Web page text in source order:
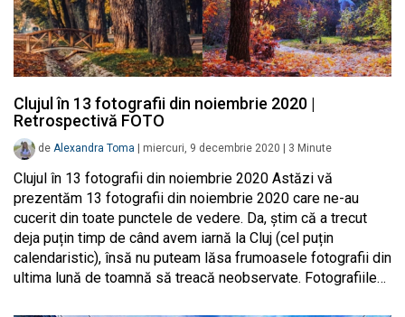
Clujul în 13 fotografii din noiembrie 2020 |
Retrospectivă FOTO
de Alexandra Toma miercuri, 9 decembrie 2020 3 Minute
Clujul în 13 fotografii din noiembrie 2020 Astăzi vă
prezentăm 13 fotografii din noiembrie 2020 care ne-au
cucerit din toate punctele de vedere. Da, știm că a trecut
deja puțin timp de când avem iarnă la Cluj (cel puțin
calendaristic), însă nu puteam lăsa frumoasele fotografii din
ultima lună de toamnă să treacă neobservate. Fotografiile…